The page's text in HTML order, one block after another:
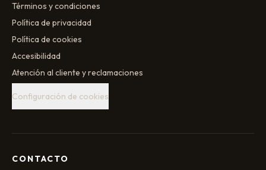
Términos y condiciones
Política de privacidad
Política de cookies
Accesibilidad
Atención al cliente y reclamaciones
Configuración de cookies
CONTACTO